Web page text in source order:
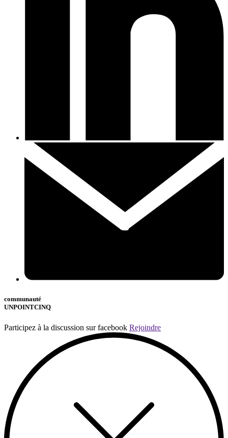
communauté
UNPOINTCINQ
Participez à la discussion sur facebook Rejoindre